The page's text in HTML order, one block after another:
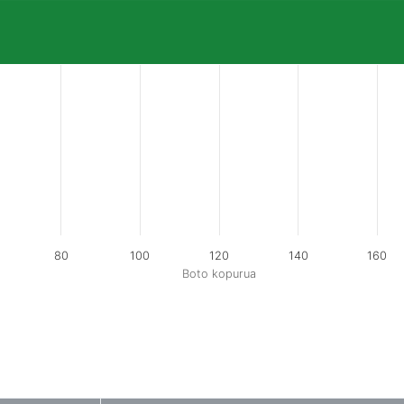
Boto kopurua
80 100 120 140 160